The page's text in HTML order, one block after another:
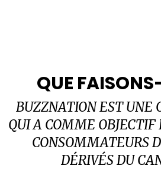
QUE
BUZZNATION EST UNE
QUI A COMME OBJECTIF
CONSOMMATEURS
DÉRIVÉS DU